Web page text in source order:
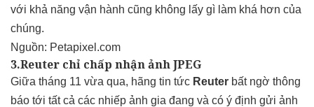
với khả năng vận hành cũng không lấy gì làm khá hơn của
chúng.
Nguồn: Petapixel.com
3.Reuter chỉ chấp nhận ảnh JPEG
Giữa tháng 11 vừa qua, hãng tin tức Reuter bất ngờ thông
báo tới tất cả các nhiếp ảnh gia đang và có ý định gửi ảnh